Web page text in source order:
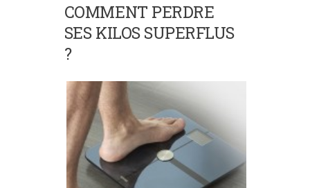
COMMENT PERDRE
SES KILOS SUPERFLUS
?